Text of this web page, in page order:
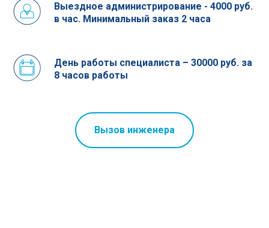
Выездное администрирование - 4000 руб.
в час. Минимальный заказ 2 часа
День работы специалиста – 30000 руб. за
8 часов работы
Вызов инженера